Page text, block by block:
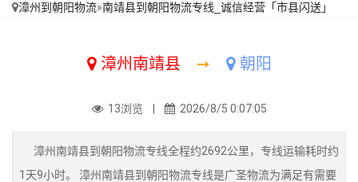
漳州到朝阳物流»南靖县到朝阳物流专线_诚信经营「市县闪送」
漳州南靖县 ➙ 朝阳
13浏览 | 2026/8/5 0:07:05
漳州南靖县到朝阳物流专线全程约2692公里，专线运输耗时约
1天9小时。 漳州南靖县到朝阳物流专线是广圣物流为满足有需要